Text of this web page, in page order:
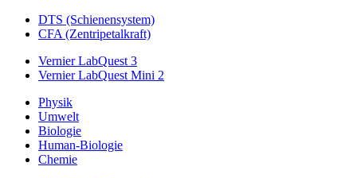
DTS (Schienensystem)
CFA (Zentripetalkraft)
Vernier LabQuest 3
Vernier LabQuest Mini 2
Physik
Umwelt
Biologie
Human-Biologie
Chemie